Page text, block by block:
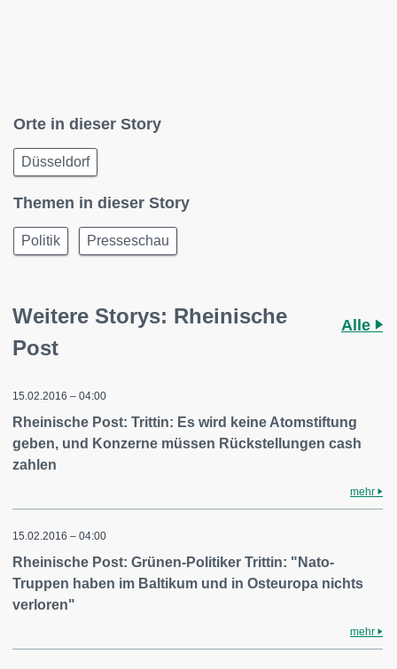
Orte in dieser Story
Düsseldorf
Themen in dieser Story
Politik Presseschau
Weitere Storys: Rheinische
Post
Alle
15.02.2016 – 04:00
Rheinische Post: Trittin: Es wird keine Atomstiftung
geben, und Konzerne müssen Rückstellungen cash
zahlen
mehr
15.02.2016 – 04:00
Rheinische Post: Grünen-Politiker Trittin: "Nato-
Truppen haben im Baltikum und in Osteuropa nichts
verloren"
mehr